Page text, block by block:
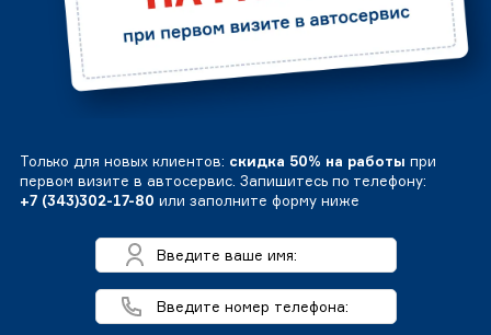
Только для новых клиентов: скидка 50% на работы при
первом визите в автосервис. Запишитесь по телефону:
+7 (343)302-17-80 или заполните форму ниже